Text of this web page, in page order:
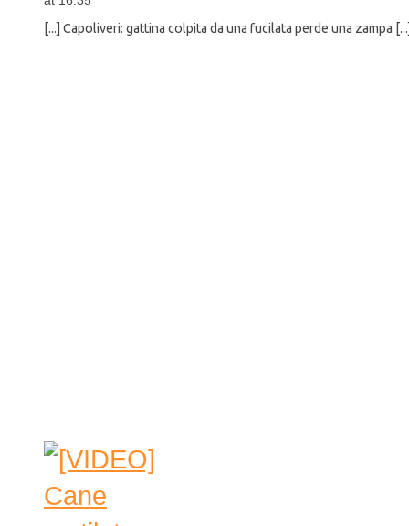
[...] Capoliveri: gattina colpita da una fucilata perde una zampa